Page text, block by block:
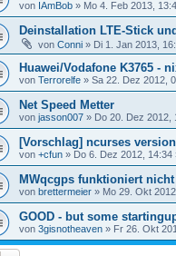
von IAmBob » Mo 4. Feb 2013,
Deinstallation LTE-Stick
von Conni » Di 1. Jan 2013,
Huawei/Vodafone K3765 -
von Terrorelfe » Sa 22. Dez 2012,
Net Speed Metter
von jasson007 » Do 20. Dez 2012,
[Vorschlag] ncurses version
von +cfun » Do 6. Dez 2012, 14:34
MWqcgps funktioniert
von brettermeier » Mo 29. Okt
GOOD - but some
von 3gisnotheaven » Fr 26. Okt